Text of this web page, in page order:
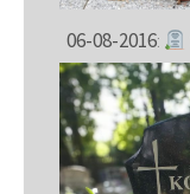
06-08-2016: